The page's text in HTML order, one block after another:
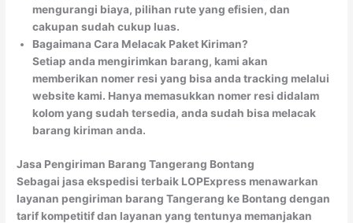
mengurangi biaya, pilihan rute yang efisien, dan
cakupan sudah cukup luas.
Bagaimana Cara Melacak Paket Kiriman?
Setiap anda mengirimkan barang, kami akan
memberikan nomer resi yang bisa anda tracking melalui
website kami. Hanya memasukkan nomer resi didalam
kolom yang sudah tersedia, anda sudah bisa melacak
barang kiriman anda.
Jasa Pengiriman Barang Tangerang Bontang
Sebagai jasa ekspedisi terbaik LOPExpress menawarkan
layanan pengiriman barang Tangerang ke Bontang dengan
tarif kompetitif dan layanan yang tentunya memanjakan